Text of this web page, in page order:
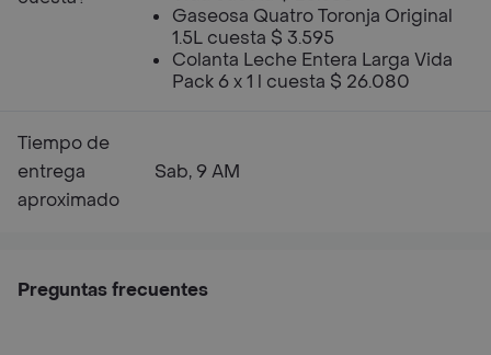
Gaseosa Quatro Toronja Original
1.5L cuesta $ 3.595
Colanta Leche Entera Larga Vida
Pack 6 x 1 l cuesta $ 26.080
Tiempo de
entrega
aproximado
Sab, 9 AM
Preguntas frecuentes